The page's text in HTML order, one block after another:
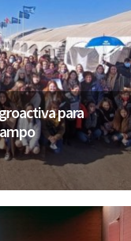
para